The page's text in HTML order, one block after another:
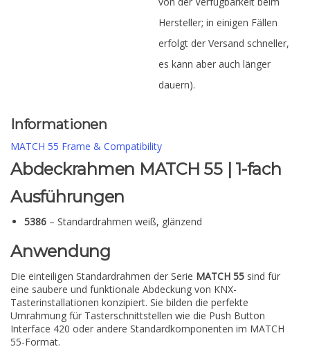
Hersteller; in einigen Fällen
erfolgt der Versand schneller,
es kann aber auch länger
dauern).
Informationen
MATCH 55 Frame & Compatibility
Abdeckrahmen MATCH 55 | 1-fach
Ausführungen
5386 – Standardrahmen weiß, glänzend
Anwendung
Die einteiligen Standardrahmen der Serie MATCH 55 sind für
eine saubere und funktionale Abdeckung von KNX-
Tasterinstallationen konzipiert. Sie bilden die perfekte
Umrahmung für Tasterschnittstellen wie die Push Button
Interface 420 oder andere Standardkomponenten im MATCH
55-Format.